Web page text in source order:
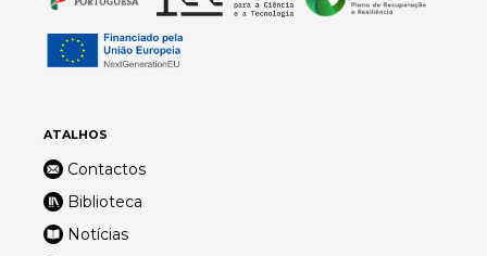
ATALHOS
Contactos
Biblioteca
Notícias